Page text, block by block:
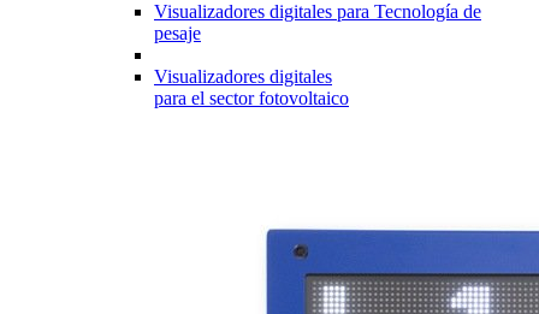
Visualizadores digitales para Tecnología de
pesaje
Visualizadores digitales
para el sector fotovoltaico